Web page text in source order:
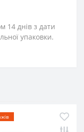
14 днів з дати
упаковки.